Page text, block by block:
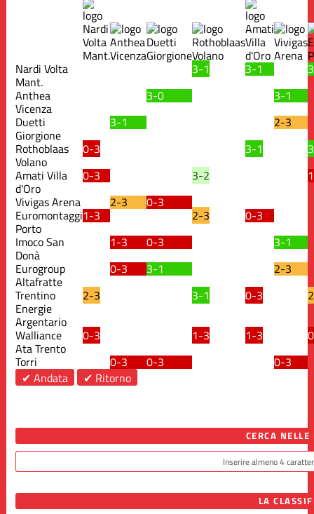
Nardi Volta
Mant.
3-1 3-1
Anthea
Vicenza
3-0
3-1
Duetti
Giorgione
3-1
2-3
Rothoblaas
Volano
0-3 3-1
Amati Villa
d'Oro
0-3 3-2
Vivigas Arena
2-3 0-3
Euromontaggi
Porto
1-3 2-3
0-3
Imoco San
Donà
1-3 0-3
3-1
Eurogroup
Altafratte
0-3 3-1
2-3
Trentino
Energie
Argentario
2-3 3-1 0-3
Walliance
Ata Trento
0-3 1-3 1-3
Torri
0-3 0-3
0-3
✔ Andata
✔ Ritorno
CERCA
LA